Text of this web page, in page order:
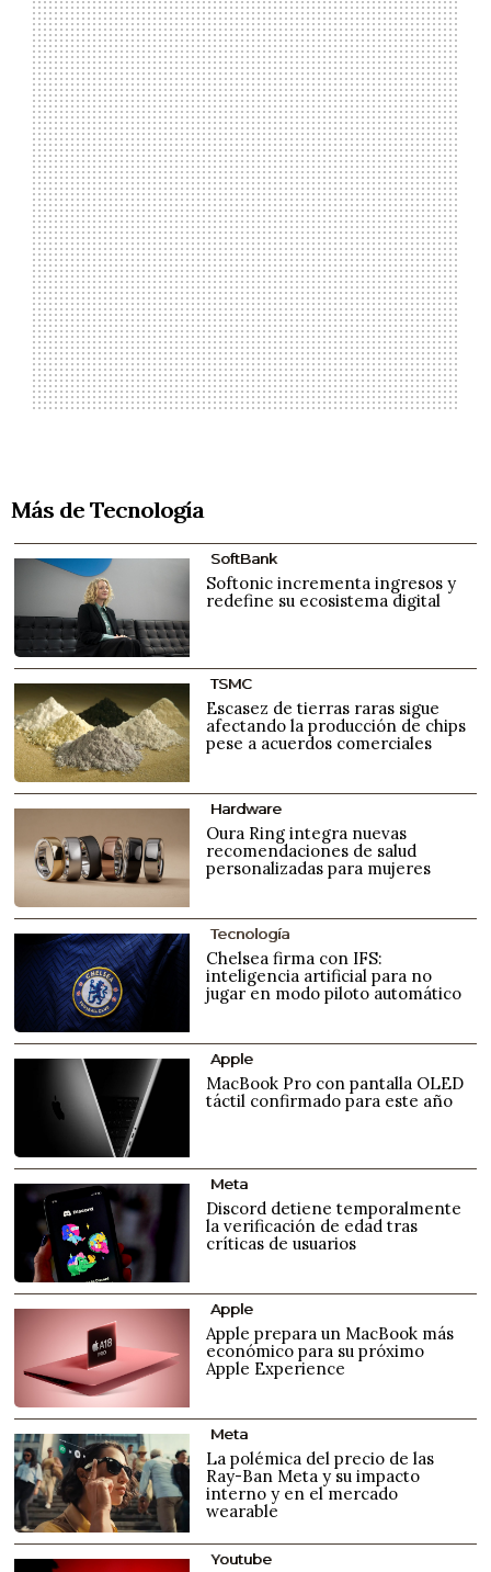
Más de Tecnología
SoftBank
Softonic incrementa ingresos y
redefine su ecosistema digital
TSMC
Escasez de tierras raras sigue
afectando la producción de chips
pese a acuerdos comerciales
Hardware
Oura Ring integra nuevas
recomendaciones de salud
personalizadas para mujeres
Tecnología
Chelsea firma con IFS:
inteligencia artificial para no
jugar en modo piloto automático
Apple
MacBook Pro con pantalla OLED
táctil confirmado para este año
Meta
Discord detiene temporalmente
la verificación de edad tras
críticas de usuarios
Apple
Apple prepara un MacBook más
económico para su próximo
Apple Experience
Meta
La polémica del precio de las
Ray-Ban Meta y su impacto
interno y en el mercado
wearable
Youtube